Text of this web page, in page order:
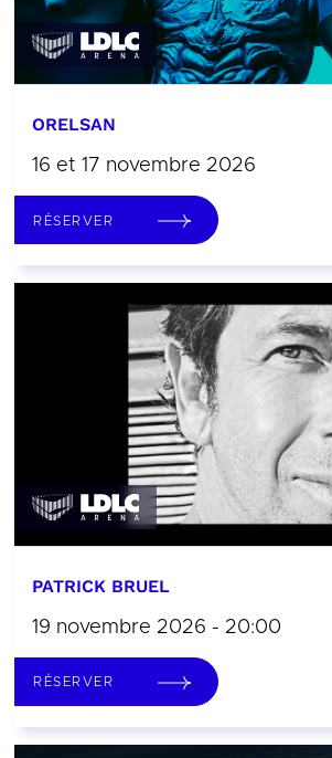
ORELSAN
16 et 17 novembre 2026
RÉSERVER
PATRICK BRUEL
19 novembre 2026 - 20:00
RÉSERVER